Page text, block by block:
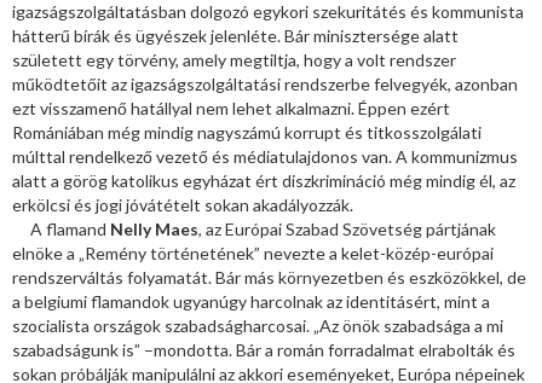
igazságszolgáltatásban dolgozó egykori szekuritátés és kommunista
hátterű bírák és ügyészek jelenléte. Bár minisztersége alatt
született egy törvény, amely megtiltja, hogy a volt rendszer
működtetőit az igazságszolgáltatási rendszerbe felvegyék, azonban
ezt visszamenő hatállyal nem lehet alkalmazni. Éppen ezért
Romániában még mindig nagyszámú korrupt és titkosszolgálati
múlttal rendelkező vezető és médiatulajdonos van. A kommunizmus
alatt a görög katolikus egyházat ért diszkrimináció még mindig él, az
erkölcsi és jogi jóvátételt sokan akadályozzák.
A flamand Nelly Maes, az Európai Szabad Szövetség pártjának
elnöke a „Remény történetének” nevezte a kelet-közép-európai
rendszerváltás folyamatát. Bár más környezetben és eszközökkel, de
a belgiumi flamandok ugyanúgy harcolnak az identitásért, mint a
szocialista országok szabadságharcosai. „Az önök szabadsága a mi
szabadságunk is” –mondotta. Bár a román forradalmat elrabolták és
sokan próbálják manipulálni az akkori eseményeket, Európa népeinek